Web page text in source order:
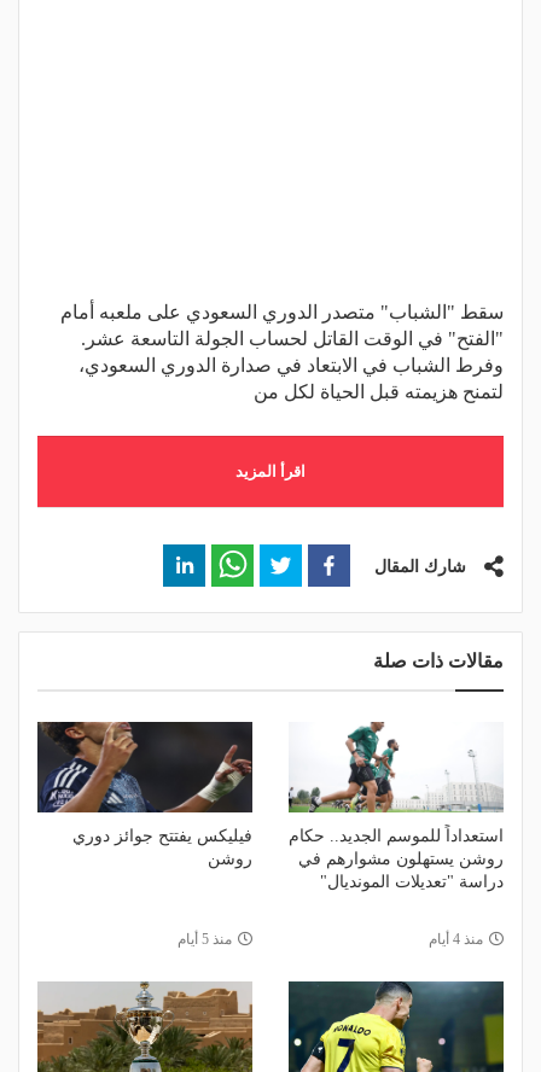
سقط "الشباب" متصدر الدوري السعودي على ملعبه أمام
"الفتح" في الوقت القاتل لحساب الجولة التاسعة عشر.
وفرط الشباب في الابتعاد في صدارة الدوري السعودي،
لتمنح هزيمته قبل الحياة لكل من
اقرأ المزيد
شارك المقال
مقالات ذات صلة
استعداداً للموسم الجديد.. حكام
روشن يستهلون مشوارهم في
دراسة "تعديلات المونديال"
منذ 4 أيام
فيليكس يفتتح جوائز دوري
روشن
منذ 5 أيام